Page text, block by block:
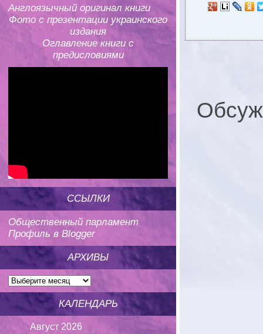
Англоязычный оригинал книги
Фото с презентации украинского
издания
Оглавление книги с
предисловиями
ССЫЛКИ
Общественный парламент
Профиль в Blogger
АРХИВЫ
КАЛЕНДАРЬ
Август 2026